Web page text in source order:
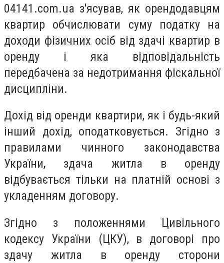
04141.com.ua з'ясував, як орендодавцям
квартир обчислювати суму податку на
доходи фізичних осіб від здачі квартир в
оренду і яка відповідальність
передбачена за недотримання фіскальної
дисципліни.
Дохід від оренди квартири, як і будь-який
інший дохід, оподатковується. Згідно з
правилами чинного законодавства
України, здача житла в оренду
відбувається тільки на платній основі з
укладенням договору.
Згідно з положеннями Цивільного
кодексу України (ЦКУ), в договорі про
здачу житла в оренду сторони